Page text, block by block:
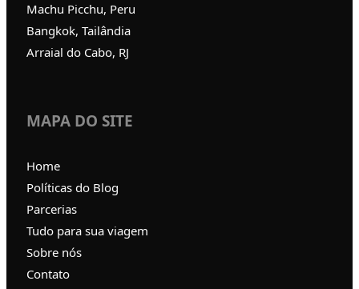
Machu Picchu, Peru
Bangkok, Tailândia
Arraial do Cabo, RJ
MAPA DO SITE
Home
Políticas do Blog
Parcerias
Tudo para sua viagem
Sobre nós
Contato